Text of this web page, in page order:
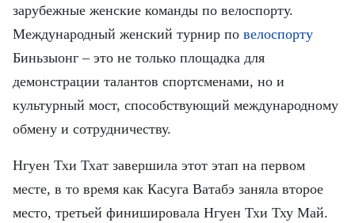
зарубежные женские команды по велоспорту.
Международный женский турнир по велоспорту
Биньзыонг – это не только площадка для
демонстрации талантов спортсменами, но и
культурный мост, способствующий международному
обмену и сотрудничеству.
Нгуен Тхи Тхат завершила этот этап на первом
месте, в то время как Касуга Ватабэ заняла второе
место, третьей финишировала Нгуен Тхи Тху Май.